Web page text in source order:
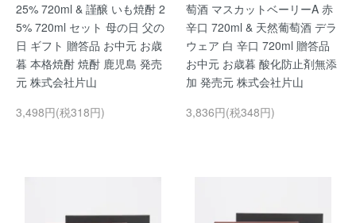
25% 720ml & 謹醸 いも焼酎 2
5% 720ml セット 母の日 父の
日 ギフト 贈答品 お中元 お歳
暮 本格焼酎 焼酎 鹿児島 発売
元 株式会社片山
3,498円(税318円)
萄酒 マスカットベーリーA 赤
辛口 720ml & 天然葡萄酒 デラ
ウェア 白 辛口 720ml 贈答品
お中元 お歳暮 酸化防止剤無添
加 発売元 株式会社片山
3,836円(税348円)